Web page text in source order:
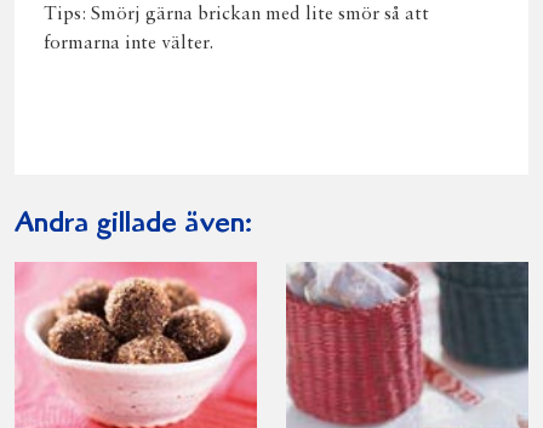
Tips: Smörj gärna brickan med lite smör så att
formarna inte välter.
Andra gillade även: